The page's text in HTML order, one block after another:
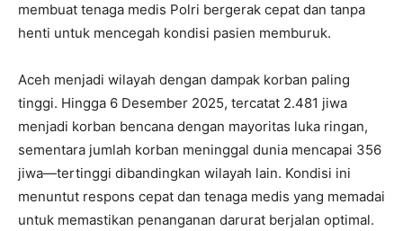
membuat tenaga medis Polri bergerak cepat dan tanpa
henti untuk mencegah kondisi pasien memburuk.
Aceh menjadi wilayah dengan dampak korban paling
tinggi. Hingga 6 Desember 2025, tercatat 2.481 jiwa
menjadi korban bencana dengan mayoritas luka ringan,
sementara jumlah korban meninggal dunia mencapai 356
jiwa—tertinggi dibandingkan wilayah lain. Kondisi ini
menuntut respons cepat dan tenaga medis yang memadai
untuk memastikan penanganan darurat berjalan optimal.